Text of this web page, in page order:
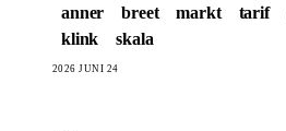
anner breet markt tarif
klink
skala
2026 JUNI 24